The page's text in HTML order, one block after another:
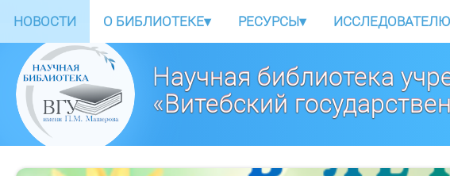
НОВОСТИ О БИБЛИОТЕКЕ▾ РЕСУРСЫ▾ ИССЛЕДОВАТЕЛЮ
Научная библиотека
«Витебский